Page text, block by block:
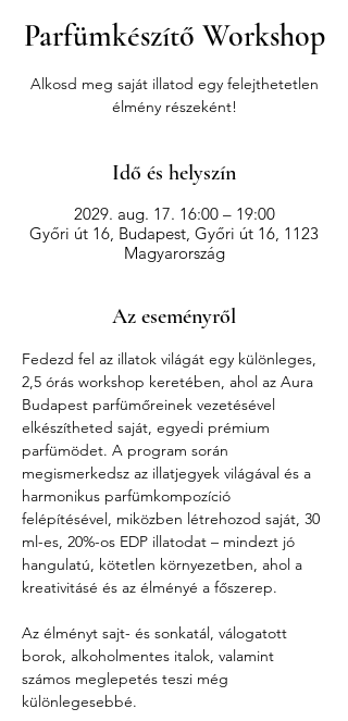
Parfümkészítő Workshop
Alkosd meg saját illatod egy felejthetetlen
élmény részeként!
Idő és helyszín
2029. aug. 17. 16:00 – 19:00
Győri út 16, Budapest, Győri út 16, 1123
Magyarország
Az eseményről
Fedezd fel az illatok világát egy különleges,
2,5 órás workshop keretében, ahol az Aura
Budapest parfümőreinek vezetésével
elkészítheted saját, egyedi prémium
parfümödet. A program során
megismerkedsz az illatjegyek világával és a
harmonikus parfümkompozíció
felépítésével, miközben létrehozod saját, 30
ml-es, 20%-os EDP illatodat – mindezt jó
hangulatú, kötetlen környezetben, ahol a
kreativitásé és az élményé a főszerep.
Az élményt sajt- és sonkatál, válogatott
borok, alkoholmentes italok, valamint
számos meglepetés teszi még
különlegesebbé.